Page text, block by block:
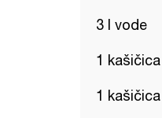
3 l vode
1
1